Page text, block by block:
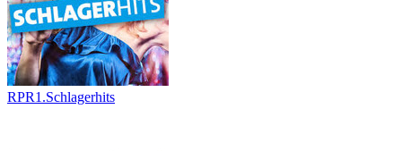
RPR1.Schlagerhits